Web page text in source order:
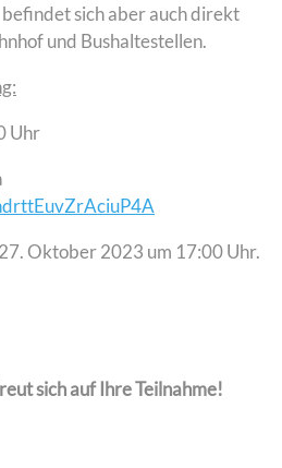
sich aber auch direkt
und Bushaltestellen.
Uhr
Oktober 2023 um 17:00 Uhr.
sich auf Ihre Teilnahme!